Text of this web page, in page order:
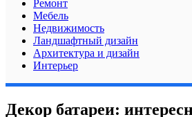
Ремонт
Мебель
Недвижимость
Ландшафтный дизайн
Архитектура и дизайн
Интерьер
Декор батареи: